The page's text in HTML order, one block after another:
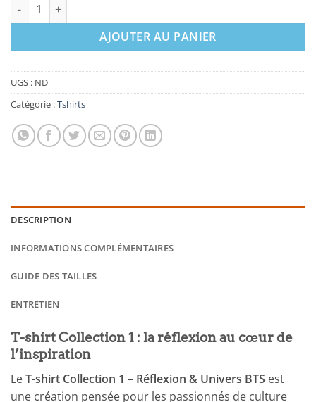
AJOUTER AU PANIER
UGS : ND
Catégorie :Tshirts
DESCRIPTION
INFORMATIONS COMPLÉMENTAIRES
GUIDE DES TAILLES
ENTRETIEN
T-shirt Collection 1 : la réflexion au cœur de
l’inspiration
LeT-shirt Collection 1 – Réflexion & Univers BTS est
une création pensée pour les passionnés de culture